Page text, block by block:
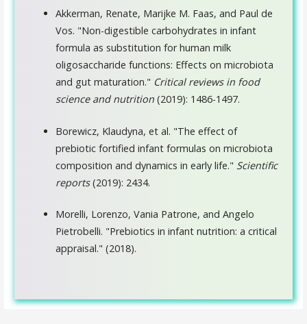
Akkerman, Renate, Marijke M. Faas, and Paul de
Vos. "Non-digestible carbohydrates in infant
formula as substitution for human milk
oligosaccharide functions: Effects on microbiota
and gut maturation." Critical reviews in food
science and nutrition(2019): 1486-1497.
Borewicz, Klaudyna, et al. "The effect of
prebiotic fortified infant formulas on microbiota
composition and dynamics in early life." Scientific
reports(2019): 2434.
Morelli, Lorenzo, Vania Patrone, and Angelo
Pietrobelli. "Prebiotics in infant nutrition: a critical
appraisal." (2018).